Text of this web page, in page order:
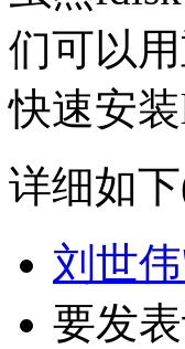
们可以
快速安
详细如
刘世
要发